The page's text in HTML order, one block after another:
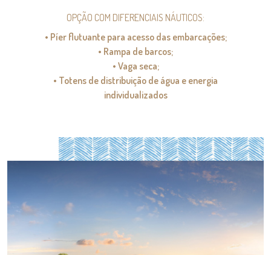
OPÇÃO COM DIFERENCIAIS NÁUTICOS:
• Píer flutuante para acesso das embarcações;
• Rampa de barcos;
• Vaga seca;
• Totens de distribuição de água e energia
individualizados